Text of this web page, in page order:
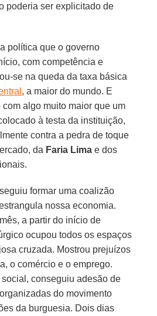
poderia ser explicitado de
política que o governo
com competência e
se na queda da taxa básica
, a maior do mundo. E
algo muito maior que um
à testa da instituição,
contra a pedra de toque
da Faria Lima e dos
formar uma coalizão
nossa economia.
a partir do início de
ocupou todos os espaços
cruzada. Mostrou prejuízos
o comércio e o emprego.
conseguiu adesão de
do movimento
da burguesia. Dois dias